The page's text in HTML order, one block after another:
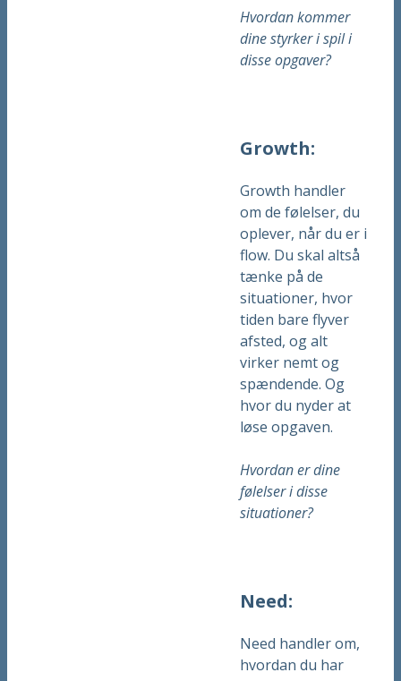
Hvordan kommer
dine styrker i spil i
disse opgaver?
Growth:
Growth handler
om de følelser, du
oplever, når du er i
flow. Du skal altså
tænke på de
situationer, hvor
tiden bare flyver
afsted, og alt
virker nemt og
spændende. Og
hvor du nyder at
løse opgaven.
Hvordan er dine
følelser i disse
situationer?
Need:
Need handler om,
hvordan du har